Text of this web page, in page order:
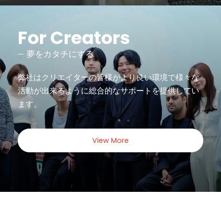
For Creators
夢をカタチにする
弊社はクリエイターの皆様がより良い環境で様々な
活動が出来るように総合的なサポートを提供してい
ます。
View More